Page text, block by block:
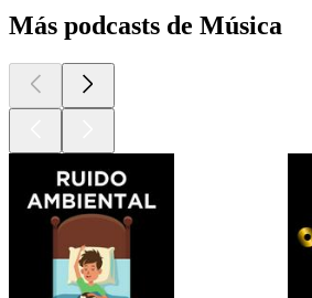
Más podcasts de Música